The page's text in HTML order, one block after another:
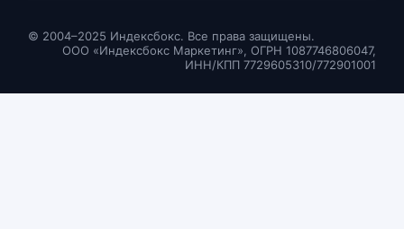
© 2004–2025 Индексбокс. Все права защищены.
ООО «Индексбокс Маркетинг», ОГРН 1087746806047,
ИНН/КПП 7729605310/772901001